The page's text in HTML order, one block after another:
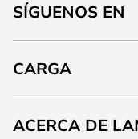
SÍGUENOS EN
CARGA
ACERCA DE